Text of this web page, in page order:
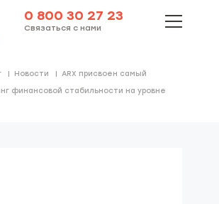
0 800 30 27 23
Связаться с нами
Новости
ARX присвоен самый
финансовой стабильности на уровне